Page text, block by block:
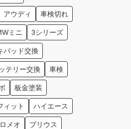
アウディ 車検切れ
ミニ 3シリーズ
パッド交換
テリー交換 車検
板金塗装
ィット ハイエース
メオ プリウス